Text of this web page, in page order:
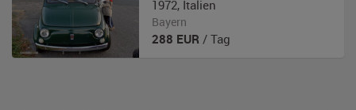
1972, Italien
Bayern
288 EUR / Tag